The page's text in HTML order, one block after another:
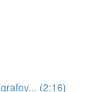
(2:16)